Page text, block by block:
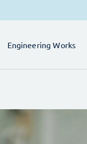
Engineering Works